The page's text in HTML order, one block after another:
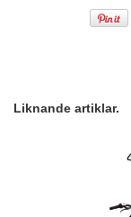
Liknande artiklar.